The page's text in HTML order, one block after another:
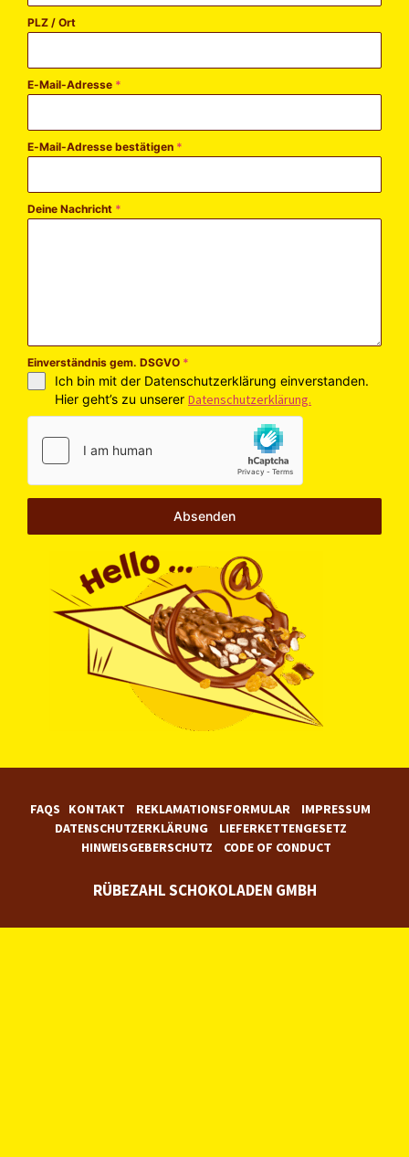
PLZ / Ort
E-Mail-Adresse *
E-Mail-Adresse bestätigen *
Deine Nachricht *
Einverständnis gem. DSGVO *
Ich bin mit der Datenschutzerklärung einverstanden.
Hier geht’s zu unserer Datenschutzerklärung.
Absenden
FAQS KONTAKT REKLAMATIONSFORMULAR
IMPRESSUM
DATENSCHUTZERKLÄRUNG
LIEFERKETTENGESETZ
HINWEISGEBERSCHUTZ
CODE OF CONDUCT
RÜBEZAHL SCHOKOLADEN GMBH